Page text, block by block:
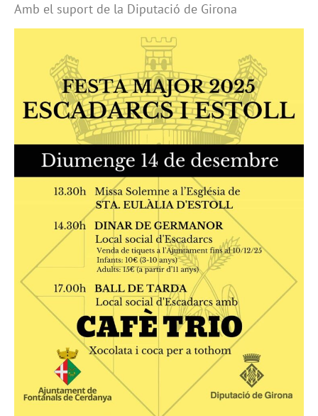
Amb el suport de la Diputació de Girona